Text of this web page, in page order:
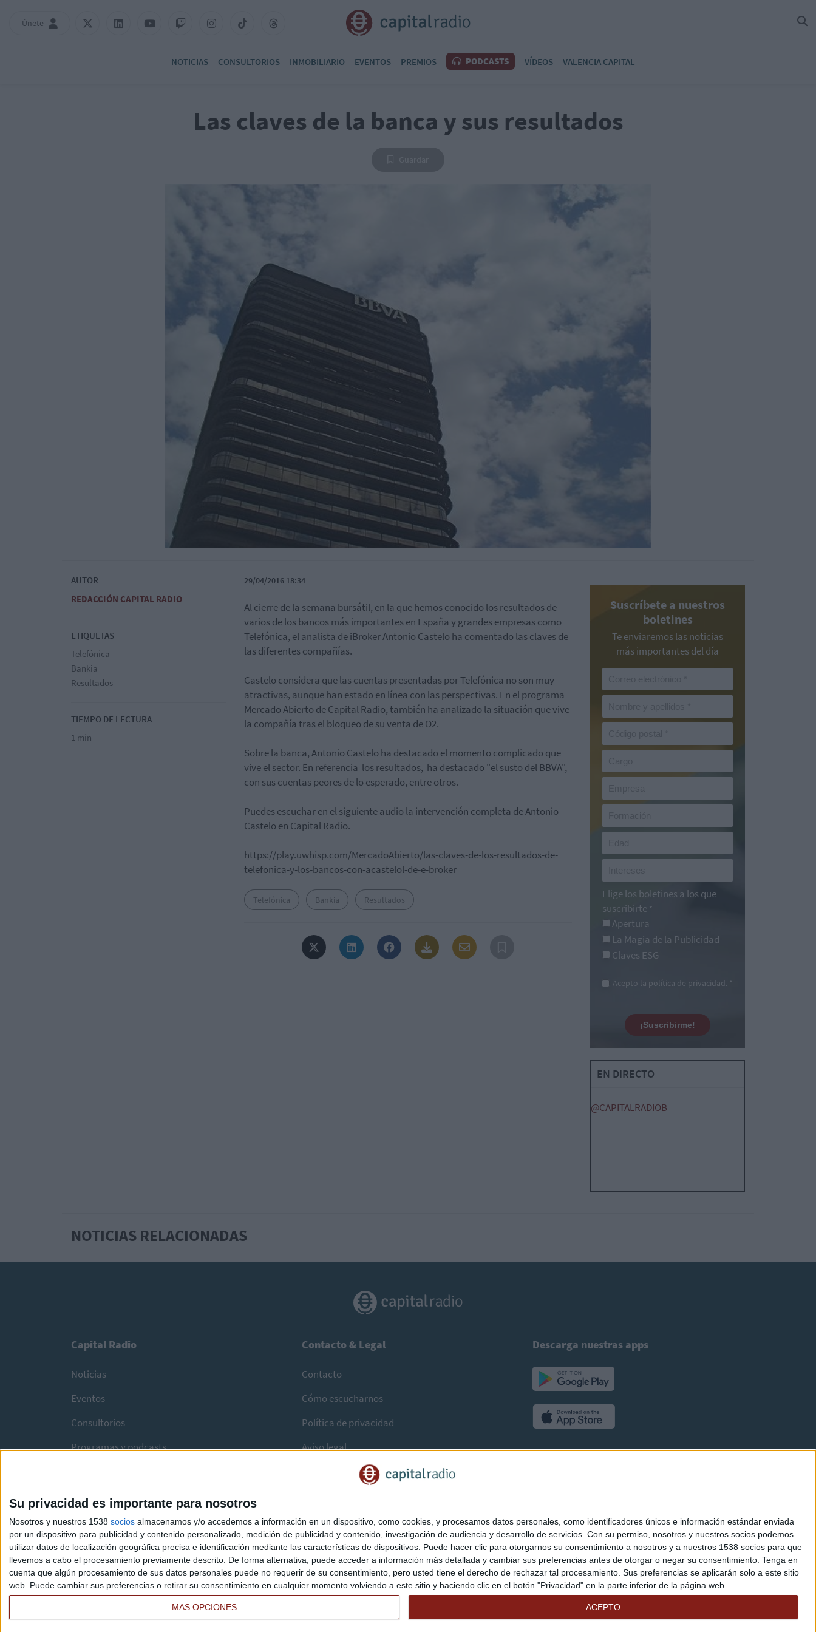
Su privacidad es importante para nosotros
Nosotros y nuestros 1538 socios almacenamos y/o accedemos a información en un dispositivo, como cookies, y procesamos datos personales, como identificadores únicos e información estándar enviada
por un dispositivo para publicidad y contenido personalizado, medición de publicidad y contenido, investigación de audiencia y desarrollo de servicios. Con su permiso, nosotros y nuestros socios podemos
utilizar datos de localización geográfica precisa e identificación mediante las características de dispositivos. Puede hacer clic para otorgarnos su consentimiento a nosotros y a nuestros 1538 socios para que
llevemos a cabo el procesamiento previamente descrito. De forma alternativa, puede acceder a información más detallada y cambiar sus preferencias antes de otorgar o negar su consentimiento. Tenga en
cuenta que algún procesamiento de sus datos personales puede no requerir de su consentimiento, pero usted tiene el derecho de rechazar tal procesamiento. Sus preferencias se aplicarán solo a este sitio
web. Puede cambiar sus preferencias o retirar su consentimiento en cualquier momento volviendo a este sitio y haciendo clic en el botón "Privacidad" en la parte inferior de la página web.
MÁS OPCIONES ACEPTO
Únete
NOTICIAS CONSULTORIOS INMOBILIARIO EVENTOS PREMIOS PODCASTS VÍDEOS VALENCIA CAPITAL
Las claves de la banca y sus resultados
AUTOR
REDACCIÓN CAPITAL RADIO
ETIQUETAS
Telefónica
Bankia
Resultados
TIEMPO DE LECTURA
1 min
29/04/2016 18:34
Al cierre de la semana bursátil, en la que hemos conocido los resultados de
varios de los bancos más importantes en España y grandes empresas como
Telefónica, el analista de iBroker Antonio Castelo ha comentado las claves de
las diferentes compañías.
Castelo considera que las cuentas presentadas por Telefónica no son muy
atractivas, aunque han estado en línea con las perspectivas. En el programa
Mercado Abierto de Capital Radio, también ha analizado la situación que vive
la compañía tras el bloqueo de su venta de O2.
Sobre la banca, Antonio Castelo ha destacado el momento complicado que
vive el sector. En referencia los resultados, ha destacado "el susto del BBVA",
con sus cuentas peores de lo esperado, entre otros.
Puedes escuchar en el siguiente audio la intervención completa de Antonio
Castelo en Capital Radio.
https://play.uwhisp.com/MercadoAbierto/las-claves-de-los-resultados-de-
telefonica-y-los-bancos-con-acastelol-de-e-broker
Telefónica Bankia Resultados
Suscríbete a nuestros
boletines
Te enviaremos las noticias
más importantes del día
Elige los boletines a los que
suscribirte *
Apertura
La Magia de la Publicidad
Claves ESG
Acepto la política de privacidad. *
¡Suscribirme!
EN DIRECTO
@CAPITALRADIOB
NOTICIAS RELACIONADAS
Capital Radio
Noticias
Eventos
Consultorios
Programas y podcasts
Contacto & Legal
Contacto
Cómo escucharnos
Política de privacidad
Aviso legal
Descarga nuestras apps